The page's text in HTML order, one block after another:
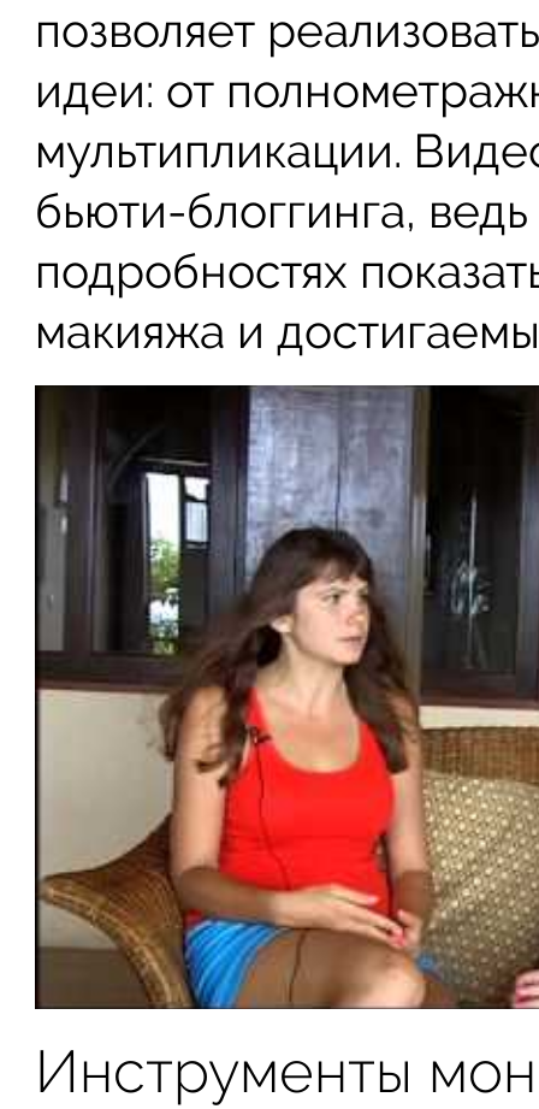
позволяет
идеи: от
мультипликации.
бьюти-блоггинга,
подробностях
макияжа и
Инструменты